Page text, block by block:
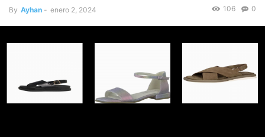
By Ayhan - enero 2, 2024 0
106